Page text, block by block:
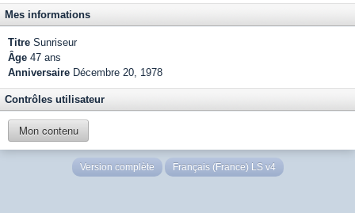
Mes informations
Titre Sunriseur
Âge 47 ans
Anniversaire Décembre 20, 1978
Contrôles utilisateur
Mon contenu
Version complète Français (France) LS v4